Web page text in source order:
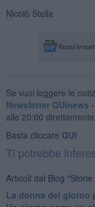
Nicolò Stella
Se vuoi leggere le
Newsletter QUInews
alle 20:00
Basta cliccare QUI
Ti potrebbe
Articoli dal Blog
​La donna del giorno